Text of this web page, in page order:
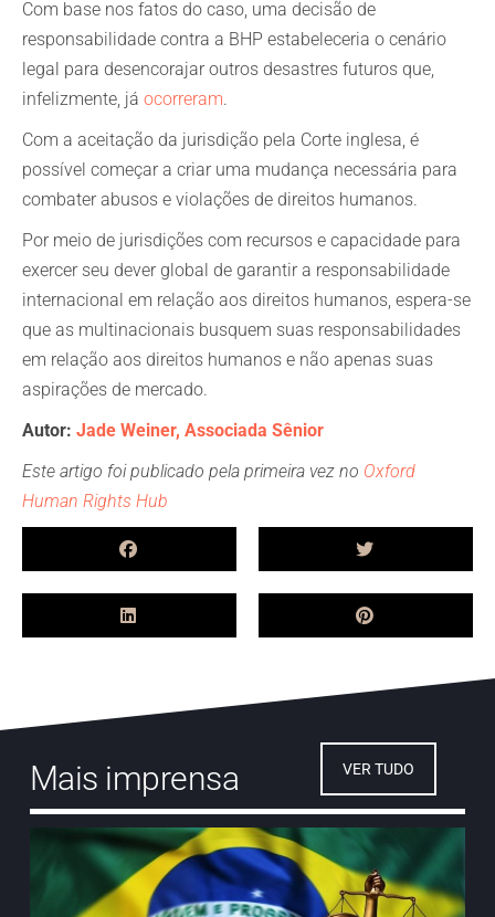
Com base nos fatos do caso, uma decisão de
responsabilidade contra a BHP estabeleceria o cenário
legal para desencorajar outros desastres futuros que,
infelizmente, já ocorreram.
Com a aceitação da jurisdição pela Corte inglesa, é
possível começar a criar uma mudança necessária para
combater abusos e violações de direitos humanos.
Por meio de jurisdições com recursos e capacidade para
exercer seu dever global de garantir a responsabilidade
internacional em relação aos direitos humanos, espera-se
que as multinacionais busquem suas responsabilidades
em relação aos direitos humanos e não apenas suas
aspirações de mercado.
Autor: Jade Weiner, Associada Sênior
Este artigo foi publicado pela primeira vez no Oxford
Human Rights Hub
Mais imprensa VER TUDO